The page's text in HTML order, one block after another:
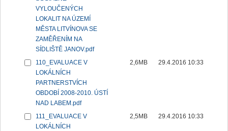
VYLOUČENÝCH
LOKALIT NA ÚZEMÍ
MĚSTA LITVÍNOVA SE
ZAMĚŘENÍM NA
SÍDLIŠTĚ JANOV.pdf
110_EVALUACE V
LOKÁLNÍCH
PARTNERSTVÍCH
OBDOBÍ 2008-2010. ÚSTÍ
NAD LABEM.pdf
2,6MB 29.4.2016 10:33
111_EVALUACE V
LOKÁLNÍCH
2,5MB 29.4.2016 10:33